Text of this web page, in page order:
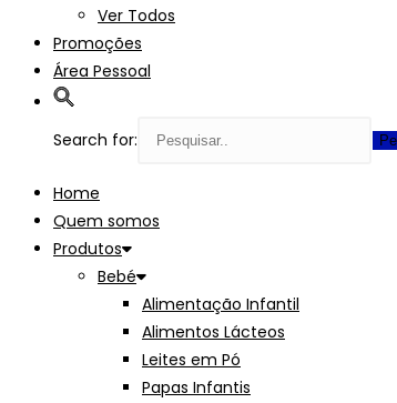
Ver Todos
Promoções
Área Pessoal
Search for:
Home
Quem somos
Produtos
Bebé
Alimentação Infantil
Alimentos Lácteos
Leites em Pó
Papas Infantis